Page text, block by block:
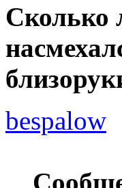
Сколько
bespalow